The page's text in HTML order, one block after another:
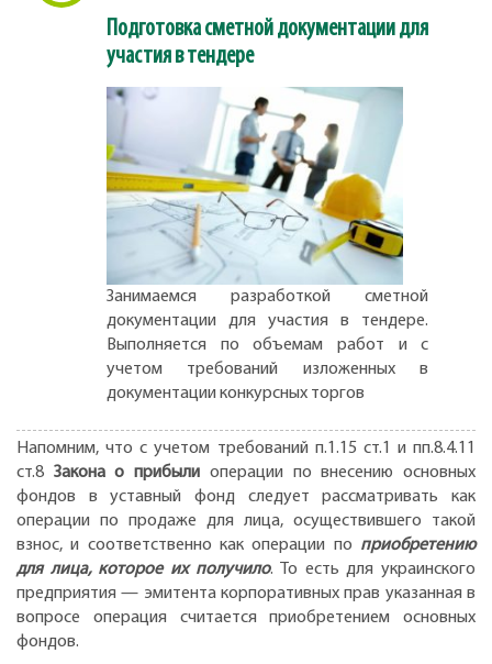
Подготовка сметной документации для
участия в тендере
Занимаемся разработкой сметной
документации для участия в тендере.
Выполняется по объемам работ и с
учетом требований изложенных в
документации конкурсных торгов
Напомним, что с учетом требований п.1.15 ст.1 и пп.8.4.11
ст.8 Закона о прибыли операции по внесению основных
фондов в уставный фонд следует рассматривать как
операции по продаже для лица, осуществившего такой
взнос, и соответственно как операции по приобретению
для лица, которое их получило. То есть для украинского
предприятия — эмитента корпоративных прав указанная в
вопросе операция считается приобретением основных
фондов.